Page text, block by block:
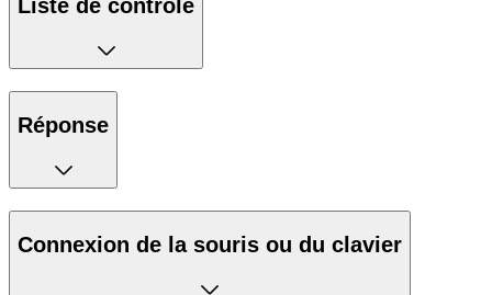
Liste de contrôle
Réponse
Connexion de la souris ou du clavier